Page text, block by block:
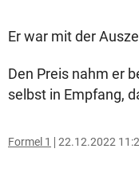
Er war mit der
Den Preis nahm er
selbst in Empfang,
Formel 1 22.12.2022